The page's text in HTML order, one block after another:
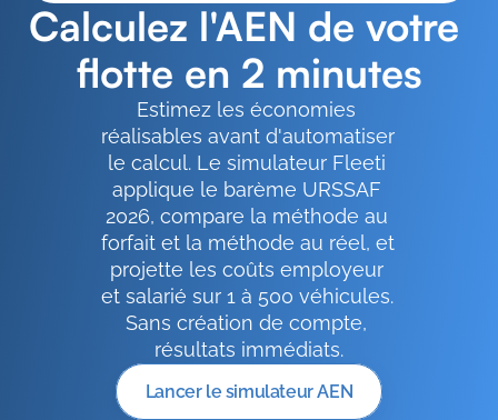
Calculez l'AEN de votre
flotte en 2 minutes
Estimez les économies
réalisables avant d'automatiser
le calcul. Le simulateur Fleeti
applique le barème URSSAF
2026, compare la méthode au
forfait et la méthode au réel, et
projette les coûts employeur
et salarié sur 1 à 500 véhicules.
Sans création de compte,
résultats immédiats.
Lancer le simulateur AEN